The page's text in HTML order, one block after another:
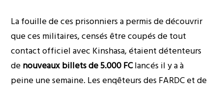
La fouille de ces prisonniers a permis de découvrir
que ces militaires, censés être coupés de tout
contact officiel avec Kinshasa, étaient détenteurs
denouveaux billets de 5.000 FClancés il y a à
peine une semaine. Les enqêteurs des FARDC et de